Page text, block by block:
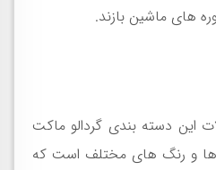
های ماشین بازند.
این دسته بندی گردالو ماکت
ها و رنگ های مختلف است که